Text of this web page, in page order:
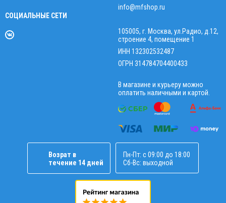
СОЦИАЛЬНЫЕ СЕТИ
info@mfshop.ru
105005, г. Москва, ул.Радио, д.12,
строение 4, помещение 1
ИНН 132302532487
ОГРН 314784704400433
В магазине и курьеру можно
оплатить наличными и картой.
Возрат в
течение 14 дней
Пн-Пт: с 09:00 до 18:00
Сб-Вс: выходной